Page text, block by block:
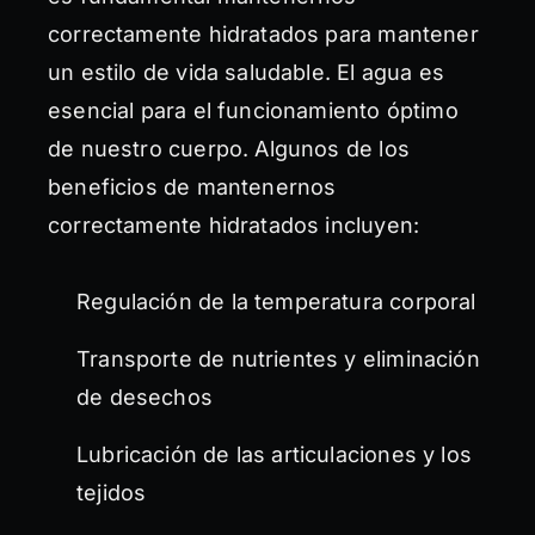
correctamente hidratados para mantener
un estilo de vida saludable. El agua es
esencial para el funcionamiento óptimo
de nuestro cuerpo. Algunos de los
beneficios de mantenernos
correctamente hidratados incluyen:
Regulación de la temperatura corporal
Transporte de nutrientes y eliminación
de desechos
Lubricación de las articulaciones y los
tejidos